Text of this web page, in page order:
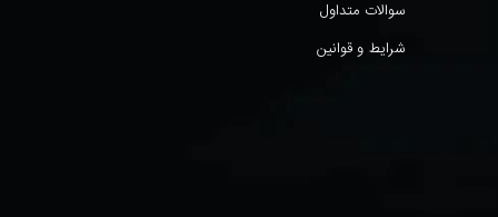
سوالات متداول
شرایط و قوانین